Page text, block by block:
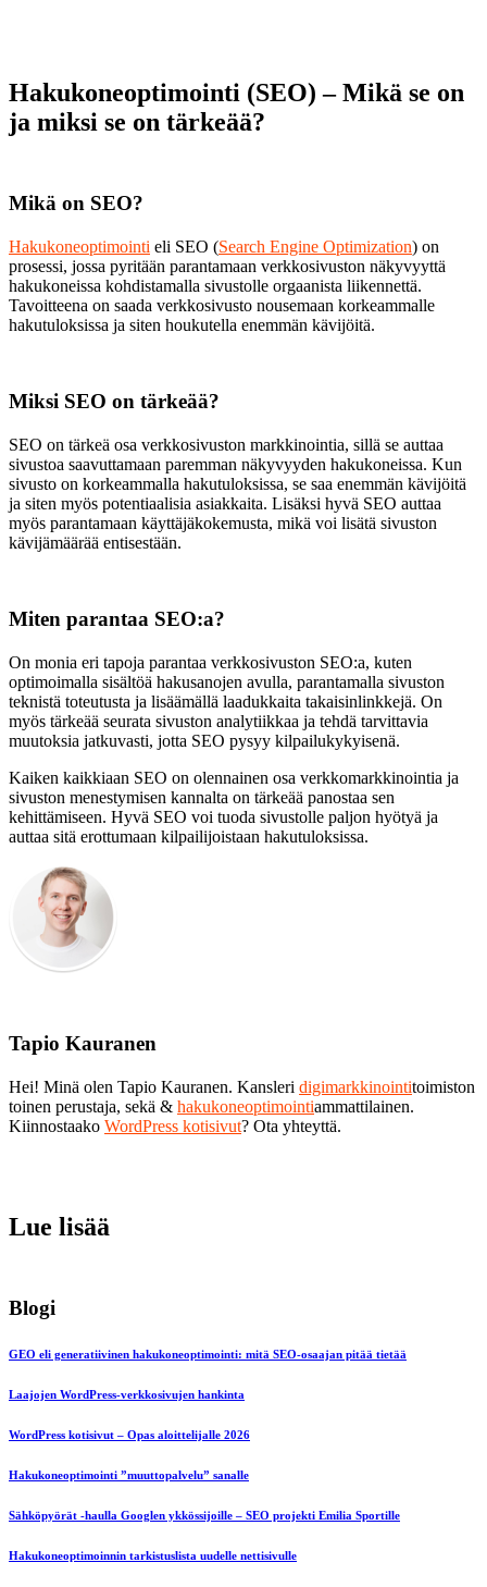
Hakukoneoptimointi (SEO) – Mikä se on
ja miksi se on tärkeää?
Mikä on SEO?
Hakukoneoptimointi eli SEO (Search Engine Optimization) on
prosessi, jossa pyritään parantamaan verkkosivuston näkyvyyttä
hakukoneissa kohdistamalla sivustolle orgaanista liikennettä.
Tavoitteena on saada verkkosivusto nousemaan korkeammalle
hakutuloksissa ja siten houkutella enemmän kävijöitä.
Miksi SEO on tärkeää?
SEO on tärkeä osa verkkosivuston markkinointia, sillä se auttaa
sivustoa saavuttamaan paremman näkyvyyden hakukoneissa. Kun
sivusto on korkeammalla hakutuloksissa, se saa enemmän kävijöitä
ja siten myös potentiaalisia asiakkaita. Lisäksi hyvä SEO auttaa
myös parantamaan käyttäjäkokemusta, mikä voi lisätä sivuston
kävijämäärää entisestään.
Miten parantaa SEO:a?
On monia eri tapoja parantaa verkkosivuston SEO:a, kuten
optimoimalla sisältöä hakusanojen avulla, parantamalla sivuston
teknistä toteutusta ja lisäämällä laadukkaita takaisinlinkkejä. On
myös tärkeää seurata sivuston analytiikkaa ja tehdä tarvittavia
muutoksia jatkuvasti, jotta SEO pysyy kilpailukykyisenä.
Kaiken kaikkiaan SEO on olennainen osa verkkomarkkinointia ja
sivuston menestymisen kannalta on tärkeää panostaa sen
kehittämiseen. Hyvä SEO voi tuoda sivustolle paljon hyötyä ja
auttaa sitä erottumaan kilpailijoistaan hakutuloksissa.
Tapio Kauranen
Hei! Minä olen Tapio Kauranen. Kansleri digimarkkinointitoimiston
toinen perustaja, sekä & hakukoneoptimointiammattilainen.
Kiinnostaako WordPress kotisivut? Ota yhteyttä.
Lue lisää
Blogi
GEO eli generatiivinen hakukoneoptimointi: mitä SEO-osaajan pitää tietää
Laajojen WordPress-verkkosivujen hankinta
WordPress kotisivut – Opas aloittelijalle 2026
Hakukoneoptimointi ”muuttopalvelu” sanalle
Sähköpyörät -haulla Googlen ykkössijoille – SEO projekti Emilia Sportille
Hakukoneoptimoinnin tarkistuslista uudelle nettisivulle